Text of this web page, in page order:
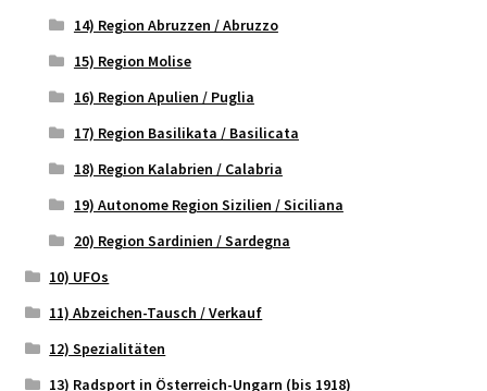
14) Region Abruzzen / Abruzzo
15) Region Molise
16) Region Apulien / Puglia
17) Region Basilikata / Basilicata
18) Region Kalabrien / Calabria
19) Autonome Region Sizilien / Siciliana
20) Region Sardinien / Sardegna
10) UFOs
11) Abzeichen-Tausch / Verkauf
12) Spezialitäten
13) Radsport in Österreich-Ungarn (bis 1918)